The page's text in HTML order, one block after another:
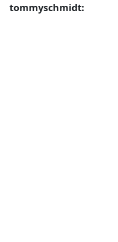
tommyschmidt: